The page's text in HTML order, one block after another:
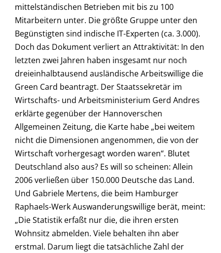
mittelständischen Betrieben mit bis zu 100
Mitarbeitern unter. Die größte Gruppe unter den
Begünstigten sind indische IT-Experten (ca. 3.000).
Doch das Dokument verliert an Attraktivität: In den
letzten zwei Jahren haben insgesamt nur noch
dreieinhalbtausend ausländische Arbeitswillige die
Green Card beantragt. Der Staatssekretär im
Wirtschafts- und Arbeitsministerium Gerd Andres
erklärte gegenüber der Hannoverschen
Allgemeinen Zeitung, die Karte habe „bei weitem
nicht die Dimensionen angenommen, die von der
Wirtschaft vorhergesagt worden waren“. Blutet
Deutschland also aus? Es will so scheinen: Allein
2006 verließen über 150.000 Deutsche das Land.
Und Gabriele Mertens, die beim Hamburger
Raphaels-Werk Auswanderungswillige berät, meint:
„Die Statistik erfaßt nur die, die ihren ersten
Wohnsitz abmelden. Viele behalten ihn aber
erstmal. Darum liegt die tatsächliche Zahl der